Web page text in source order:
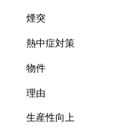
煙突
熱中症対策
物件
理由
生産性向上